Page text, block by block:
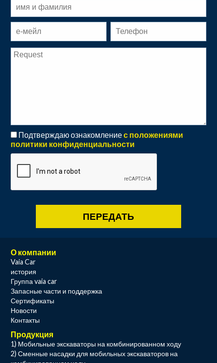
Подтверждаю ознакомлениес положениями
политики конфиденциальности
О компании
Vaia Car
история
Группа vaia car
Запасные части и поддержка
Сертификаты
Новости
Контакты
Продукция
1) Мобильные экскаваторы на комбинированном ходу
2) Сменные насадки для мобильных экскаваторов на